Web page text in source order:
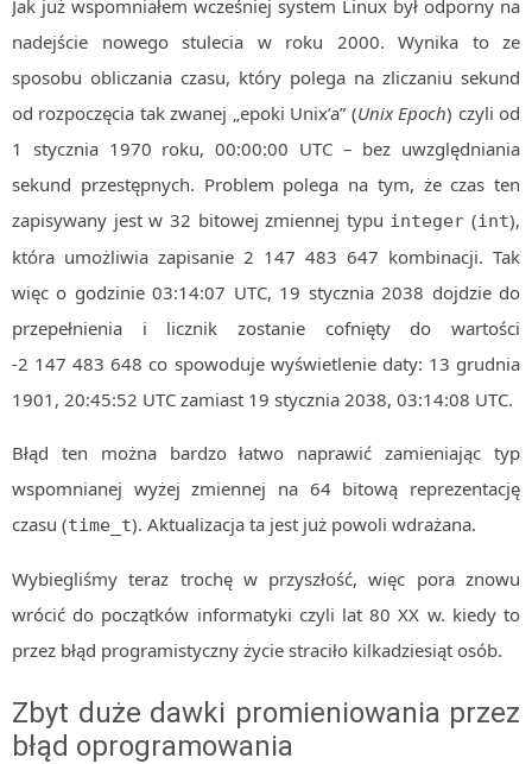
Jak już wspomniałem wcześniej system Linux był odporny na
nadejście nowego stulecia w roku 2000. Wynika to ze
sposobu obliczania czasu, który polega na zliczaniu sekund
od rozpoczęcia tak zwanej „epoki Unix’a” (Unix Epoch) czyli od
1 stycznia 1970 roku, 00:00:00 UTC – bez uwzględniania
sekund przestępnych. Problem polega na tym, że czas ten
zapisywany jest w 32 bitowej zmiennej typu integer (int),
która umożliwia zapisanie 2 147 483 647 kombinacji. Tak
więc o godzinie 03:14:07 UTC, 19 stycznia 2038 dojdzie do
przepełnienia i licznik zostanie cofnięty do wartości
-2 147 483 648 co spowoduje wyświetlenie daty: 13 grudnia
1901, 20:45:52 UTC zamiast 19 stycznia 2038, 03:14:08 UTC.
Błąd ten można bardzo łatwo naprawić zamieniając typ
wspomnianej wyżej zmiennej na 64 bitową reprezentację
czasu (time_t). Aktualizacja ta jest już powoli wdrażana.
Wybiegliśmy teraz trochę w przyszłość, więc pora znowu
wrócić do początków informatyki czyli lat 80 XX w. kiedy to
przez błąd programistyczny życie straciło kilkadziesiąt osób.
Zbyt duże dawki promieniowania przez
błąd oprogramowania